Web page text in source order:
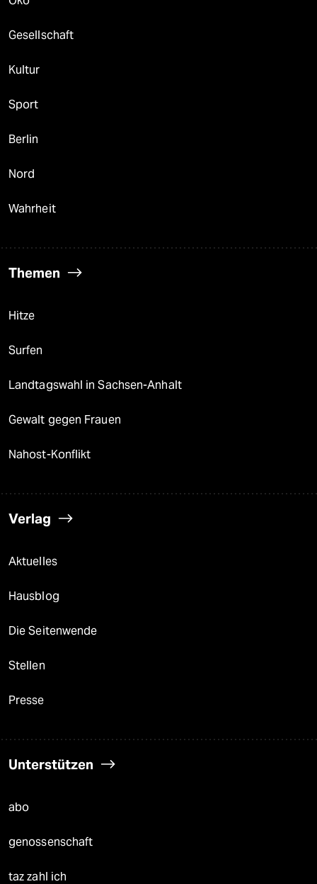
Gesellschaft
Kultur
Sport
Berlin
Nord
Wahrheit
Themen
Hitze
Surfen
Landtagswahl in Sachsen-Anhalt
Gewalt gegen Frauen
Nahost-Konflikt
Verlag
Aktuelles
Hausblog
Die Seitenwende
Stellen
Presse
Unterstützen
abo
genossenschaft
taz zahl ich